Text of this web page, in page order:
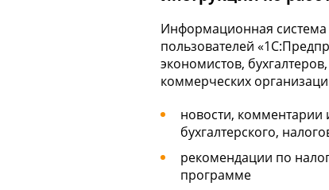
Информационная система
пользователей
экономистов,
коммерческих
новости, комментарии
бухгалтерского,
рекомендации по
программе